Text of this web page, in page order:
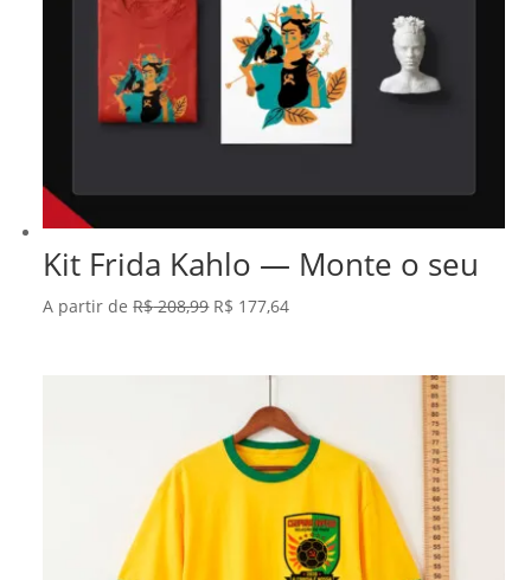
Kit Frida Kahlo — Monte o seu
A partir deR$208,99 O
R$ 208,99.
R$ 177,64O
R$ 177,64.